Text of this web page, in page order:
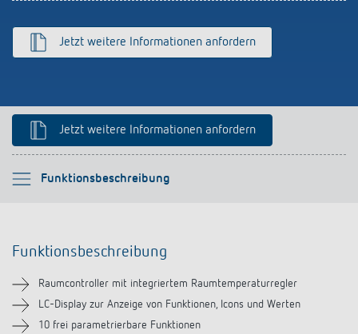
Historie
Jetzt weitere Informationen anfordern
Jetzt weitere Informationen anfordern
Funktionsbeschreibung
Bitte auswählen
Technische Informationen
Downloads
Funktionsbeschreibung
Raumcontroller mit integriertem Raumtemperaturregler
LC-Display zur Anzeige von Funktionen, Icons und Werten
10 frei parametrierbare Funktionen